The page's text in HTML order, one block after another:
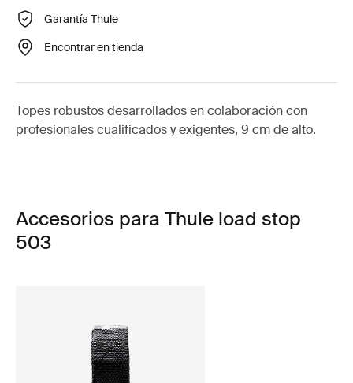
Garantía Thule
Encontrar en tienda
Topes robustos desarrollados en colaboración con
profesionales cualificados y exigentes, 9 cm de alto.
Accesorios para Thule load stop
503